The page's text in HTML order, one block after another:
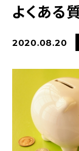
よくある
2020.08.20